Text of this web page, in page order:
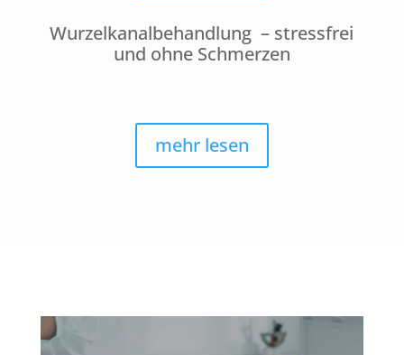
Wurzelkanalbehandlung – stressfrei
und ohne Schmerzen
mehr lesen